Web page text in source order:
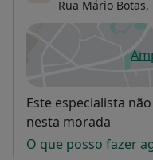
Rua Mário Botas,
Disponibilidade
Este especialista
nesta morada
O que posso fazer